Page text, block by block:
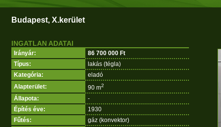
Budapest, X.kerület
INGATLAN ADATAI
Irányár:
86 700 000 Ft
Típus:
lakás (tégla)
Kategória:
eladó
Alapterület:
90 m2
Állapota:
-
Építés éve:
1930
Fűtés:
gáz (konvektor)